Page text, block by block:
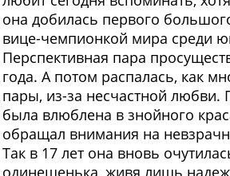
она добилась первого
вице-чемпионкой мира среди
Перспективная пара
года. А потом распалась, как
пары, из-за несчастной любви.
была влюблена в знойного
обращал внимания на
Так в 17 лет она вновь
одинешенька, живя лишь